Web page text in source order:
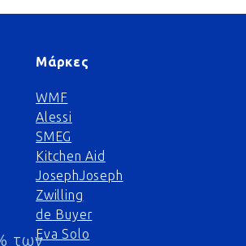
των
Μάρκες
WMF
Alessi
SMEG
Kitchen Aid
JosephJoseph
Zwilling
de Buyer
Eva Solo